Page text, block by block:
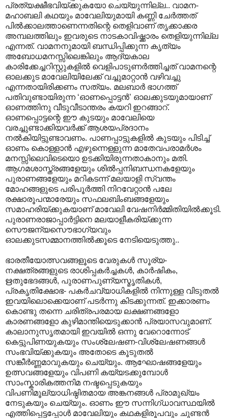
പ്രത്യക്ഷീഭവിയ്ക്കുകയോ ചെയ്യുന്നില്ല.. വാമന-
മഹാബലി കഥയും മാവേലിയുമായി കണ്ണി ചേർത്തത്
പിൽക്കാലത്താണെന്നതിന്റെ തെളിവാണ് തൃക്കാക്കര
അമ്പലത്തിലും ഇവരുടെ നാടകാവിഷ്ക്കാരം തെളിയുന്നില്ല
എന്നത്. വാമനനുമായി ബന്ധിപ്പിക്കുന്ന കൃത്യം
അബോധമനസ്സിലെങ്കിലും ആദ്യകാല
കാരിക്കേച്ചറിസ്റ്റുകളിൽ വെളിപാടുണർത്തിച്ചത് വാമനന്റെ
ഓലക്കുട മാവേലിയിലേക്ക് വച്ചുമാറ്റാൻ വഴിവച്ചു
എന്നതായിരിക്കണം സത്യം. മലബാർ ഭാഗത്ത്
പതിവുണ്ടായിരുന്ന ‘ഓണപ്പൊട്ടൻ’ ഓലക്കുടയുമായാണ്
ഓണത്തിനു വീടുവീടാന്തരം കയറി ഇറങ്ങാറ്.
ഓണപ്പൊട്ടന്റെ ഈ കുടയും മാവേലിയെ
വരച്ചുണ്ടാക്കിയവർക്ക് ആശയപ്രദാനം
നൽകിയിട്ടുണ്ടാവണം. പാണപ്പാട്ടുകളിൽ കുടയും പിടിച്ച്
ഓണം കൊള്ളാൻ എഴുന്നെള്ളുന്ന മാതേവപരാമർശം
മനസ്സിലെവിടെയൊ ഉടക്കിയിരുന്നതാകാനും മതി.
ആഗമശാസ്ത്രങ്ങളേയും ശിൽ‌പ്പനിബന്ധനകളേയും
പുരാണങ്ങളേയും മറികടന്ന് മലയാളി സ്വന്തം
മോഹങ്ങളുടെ പരിപൂർത്തി നിറവേറ്റാൻ പലേ
രക്ഷാരൂപന്മാരേയും സഫലബിംബങ്ങളേയും
സമാഹരിയ്ക്കുകയാണ് മാവേലി വേഷനിർമ്മിതിയിൽക്കൂടി.
പുരാണരാജാപ്പാർട്ടിനെ മലയാളീകരിയ്ക്കുന്ന
സൌജന്യസൌഭാഗ്യവും
ഓലക്കുടസമ്മാനത്തിൽക്കൂടെ നേടിയെടുത്തു..
ഭാരതീയോത്സവങ്ങളൂടെ വേരുകൾ സൂര്യ-
നക്ഷത്രങ്ങളുടെ രാശിപ്പകർച്ചകൾ, കാർഷികം,
ഋതുഭേദങ്ങൾ, പുരാണപുണ്യസ്മൃതികൾ,
പ്രകൃതിക്ഷോഭ- പകർചവ്യാധികളിൽ നിന്നുള്ള വിടുതൽ
ഇവയിലൊക്കെയാണ് പടർന്നു കിടക്കുന്നത്. ഇക്കാരണം
കൊണ്ടു തന്നെ ചരിത്രപരമായ ലക്ഷണങ്ങളോ
കാരണങ്ങളോ കുഴിമാന്തിയെടുക്കാൻ പ്രയാസവുമാണ്.
കാലാനുസൃതമായി ഇവയിൽ ഒന്നു വേറൊന്നോട്
കെട്ടുപിണയുകയും സംശ്ലേഷണ-വിശ്ലേഷണങ്ങൾ
സംഭവിയ്ക്കുകയും അതോടെ കൂടുതൽ
സങ്കീർണ്ണമാവുകയും ചെയ്യും. ആഘോഷങ്ങളേയും
ഉത്സവങ്ങളേയും വിപണി കയ്യടക്കുമ്പോൾ
സാംസ്കാരികത്തനിമ നഷ്ടപ്പെടുകയും
വിപണിമൂല്യാധിഷ്ഠിതമായ അങ്കനങ്ങൾ പ്രാമുഖ്യം
നേടുകയും ചെയ്യും. ഓണം ഈ സന്നിഗ്ധാവസ്ഥയിൽ
എത്തിപ്പെട്ടപ്പോൾ മാവേലിയും കഥകളിരൂപവും ചുണ്ടൻ